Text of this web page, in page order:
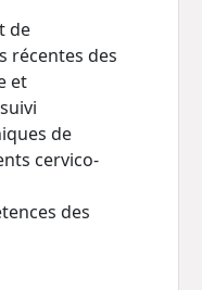
de
récentes des
et
de
cervico-
des